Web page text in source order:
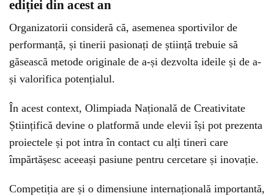
ediției din acest an
Organizatorii consideră că, asemenea sportivilor de
performanță, și tinerii pasionați de știință trebuie să
găsească metode originale de a-și dezvolta ideile și de a-
și valorifica potențialul.
În acest context, Olimpiada Națională de Creativitate
Științifică devine o platformă unde elevii își pot prezenta
proiectele și pot intra în contact cu alți tineri care
împărtășesc aceeași pasiune pentru cercetare și inovație.
Competiția are și o dimensiune internațională importantă,